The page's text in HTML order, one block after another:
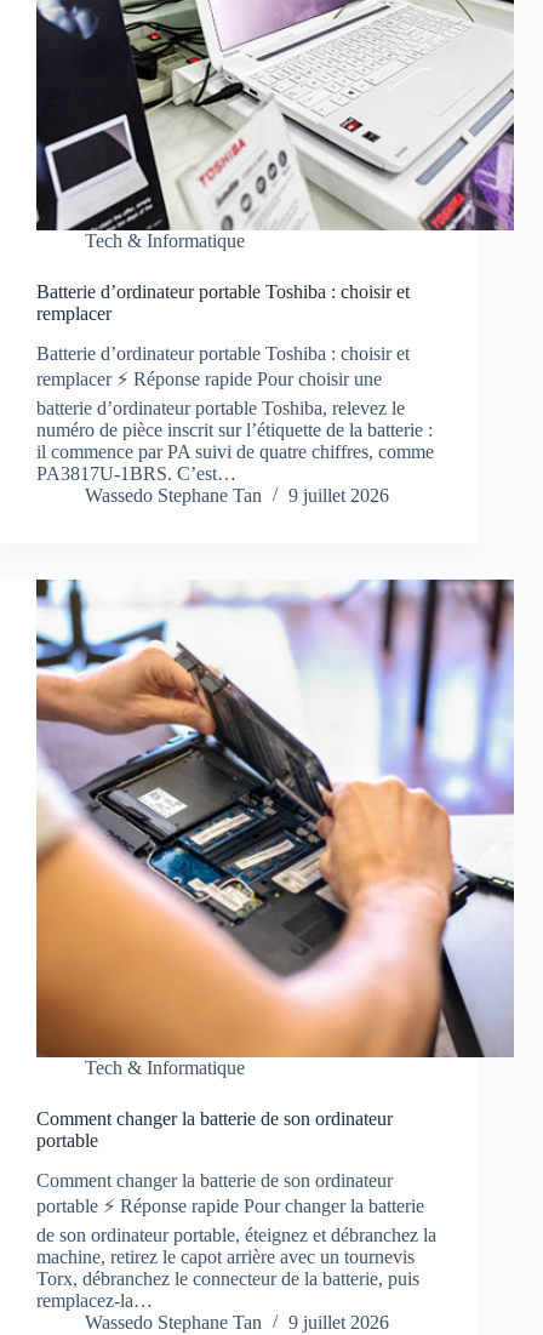
Tech & Informatique
Batterie d’ordinateur portable Toshiba : choisir et
remplacer
Batterie d’ordinateur portable Toshiba : choisir et
remplacer ⚡ Réponse rapide Pour choisir une
batterie d’ordinateur portable Toshiba, relevez le
numéro de pièce inscrit sur l’étiquette de la batterie :
il commence par PA suivi de quatre chiffres, comme
PA3817U-1BRS. C’est…
Wassedo Stephane Tan
9 juillet 2026
Tech & Informatique
Comment changer la batterie de son ordinateur
portable
Comment changer la batterie de son ordinateur
portable ⚡ Réponse rapide Pour changer la batterie
de son ordinateur portable, éteignez et débranchez la
machine, retirez le capot arrière avec un tournevis
Torx, débranchez le connecteur de la batterie, puis
remplacez-la…
Wassedo Stephane Tan
9 juillet 2026